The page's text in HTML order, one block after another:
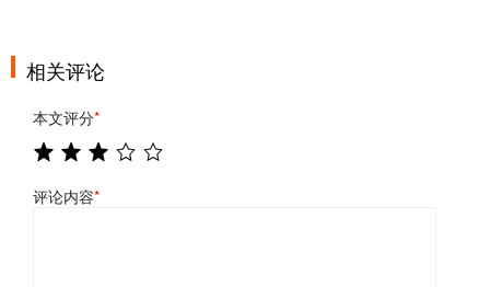
相关评论
本文评分*
评论内容*